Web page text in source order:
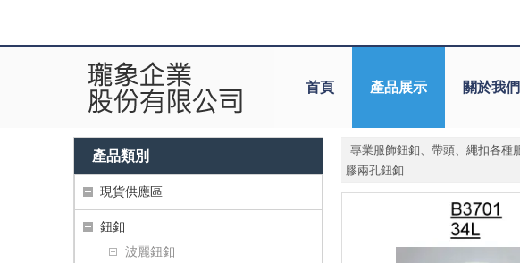
首頁 產品展示 關於我們
產品類別
現貨供應區
鈕釦
波麗鈕釦
專業服飾鈕釦、帶頭、繩扣各種
膠兩孔鈕釦